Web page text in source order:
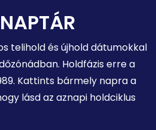
telihold és újhold dátumokkal
Holdfázis erre a
Kattints bármely napra a
lásd az aznapi holdciklus